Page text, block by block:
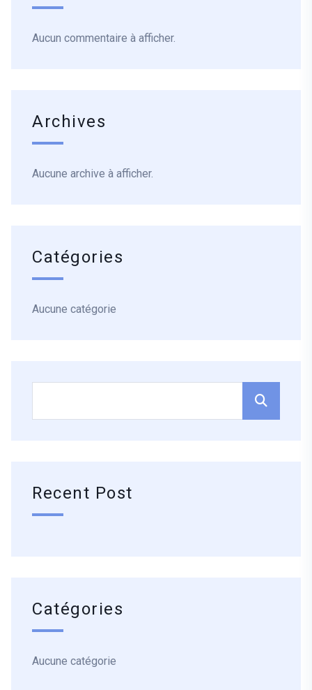
Aucun commentaire à afficher.
Archives
Aucune archive à afficher.
Catégories
Aucune catégorie
Recent Post
Catégories
Aucune catégorie